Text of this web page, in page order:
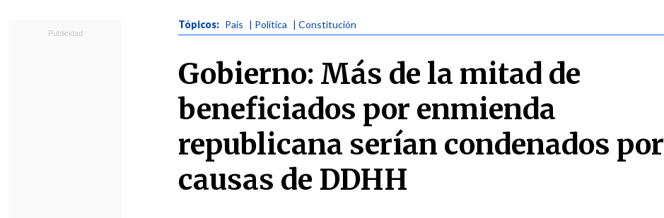
Tópicos: País | Política | Constitución
Gobierno: Más de la mitad de
beneficiados por enmienda
republicana serían condenados por
causas de DDHH